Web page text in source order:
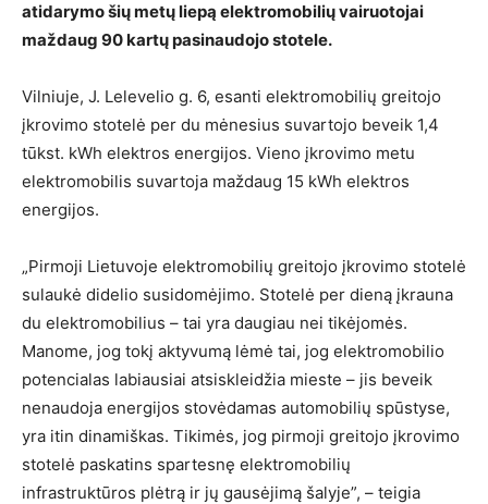
atidarymo šių metų liepą elektromobilių vairuotojai
maždaug 90 kartų pasinaudojo stotele.
Vilniuje, J. Lelevelio g. 6, esanti elektromobilių greitojo
įkrovimo stotelė per du mėnesius suvartojo beveik 1,4
tūkst. kWh elektros energijos. Vieno įkrovimo metu
elektromobilis suvartoja maždaug 15 kWh elektros
energijos.
„Pirmoji Lietuvoje elektromobilių greitojo įkrovimo stotelė
sulaukė didelio susidomėjimo. Stotelė per dieną įkrauna
du elektromobilius – tai yra daugiau nei tikėjomės.
Manome, jog tokį aktyvumą lėmė tai, jog elektromobilio
potencialas labiausiai atsiskleidžia mieste – jis beveik
nenaudoja energijos stovėdamas automobilių spūstyse,
yra itin dinamiškas. Tikimės, jog pirmoji greitojo įkrovimo
stotelė paskatins spartesnę elektromobilių
infrastruktūros plėtrą ir jų gausėjimą šalyje”, – teigia